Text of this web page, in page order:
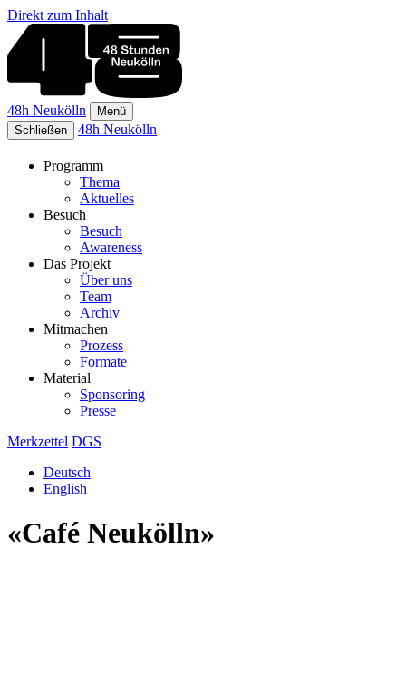
Direkt zum Inhalt
48h Neukölln
Menü
Schließen
48h Neukölln
Programm
Thema
Aktuelles
Besuch
Besuch
Awareness
Das Projekt
Über uns
Team
Archiv
Mitmachen
Prozess
Formate
Material
Sponsoring
Presse
Merkzettel DGS
Deutsch
English
«Café Neukölln»